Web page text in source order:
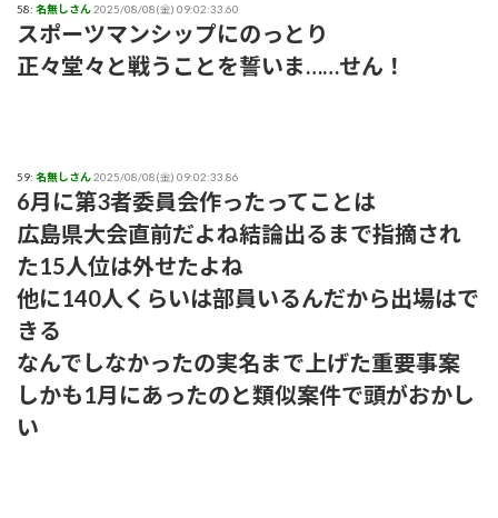
58: 名無しさん2025/08/08(金) 09:02:33.60
スポーツマンシップにのっとり
正々堂々と戦うことを誓いま……せん！
59: 名無しさん2025/08/08(金) 09:02:33.86
6月に第3者委員会作ったってことは
広島県大会直前だよね結論出るまで指摘され
た15人位は外せたよね
他に140人くらいは部員いるんだから出場はで
きる
なんでしなかったの実名まで上げた重要事案
しかも1月にあったのと類似案件で頭がおかし
い